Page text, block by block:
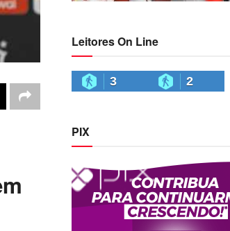
Leitores On Line
3 2
PIX